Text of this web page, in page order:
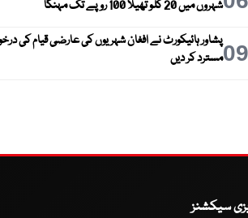
شہروں میں 20 کلو تھیلا 100 روپے تک مہنگا
09پشاور ہائیکورٹ نے افغان شہریوں کی عارضی قیام کی
مسترد کر دیں
سیکشنز